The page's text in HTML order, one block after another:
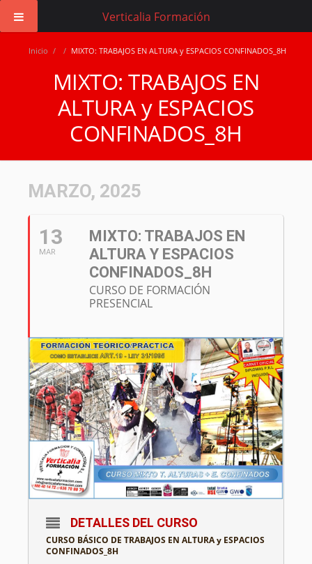
Inicio / / MIXTO: TRABAJOS EN ALTURA y ESPACIOS CONFINADOS_8H
MIXTO: TRABAJOS EN
ALTURA y ESPACIOS
CONFINADOS_8H
MARZO, 2025
13
MAR
MIXTO: TRABAJOS EN
ALTURA Y ESPACIOS
CONFINADOS_8H
CURSO DE FORMACIÓN
PRESENCIAL
DETALLES DEL CURSO
CURSO BÁSICO DE TRABAJOS EN ALTURA y ESPACIOS
CONFINADOS_8H
Verticalia Formación